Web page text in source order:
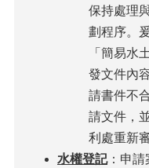
保持處理
劃程序。
「簡易水
發文件內
請書件不
請文件，
利處重新
水權登記：申請